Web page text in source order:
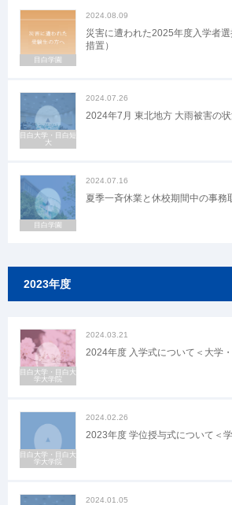
2024.08.09
災害に遭われた2025年度入学者
措置）
目白学園
2024.07.26
2024年7月 東北地方 大雨被害の
目白大学・目白短
大
2024.07.16
夏季一斉休業と休校期間中の事務
目白学園
2023年度
2024.03.21
2024年度 入学式について＜大学
目白大学・目白大
学大学院
2024.02.26
2023年度 学位授与式について＜
目白大学・目白大
学大学院
2024.01.05